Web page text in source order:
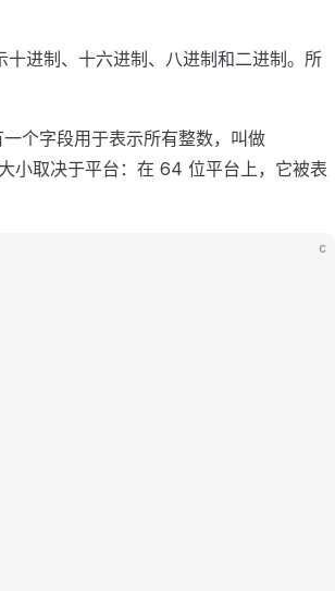
十进制、十六进制、八进制和二进制。所
个字段用于表示所有整数，叫做
小取决于平台：在 64 位平台上，它被表
c